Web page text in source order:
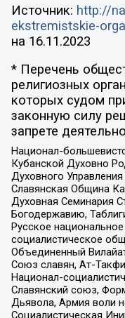
Источник: http://
ekstremistskie-
на 16.11.2023
* Перечень
религиозных
которых судом
законную силу
запрете
Национал-
Кубанской Духовно
Духовного
Славянская Община
Духовная Семинария
Богодержавию,
Русское
социалистическое
Объединенный
Союз славян, Ат-
Национал-
Славянский союз,
Дьявола, Армия воли
Социалистическая